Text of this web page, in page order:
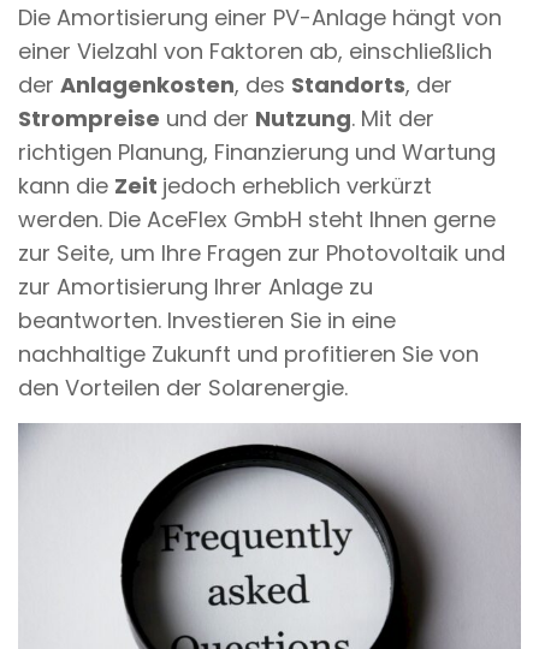
Die Amortisierung einer PV-Anlage hängt von
einer Vielzahl von Faktoren ab, einschließlich
der Anlagenkosten, des Standorts, der
Strompreise und der Nutzung. Mit der
richtigen Planung, Finanzierung und Wartung
kann die Zeit jedoch erheblich verkürzt
werden. Die AceFlex GmbH steht Ihnen gerne
zur Seite, um Ihre Fragen zur Photovoltaik und
zur Amortisierung Ihrer Anlage zu
beantworten. Investieren Sie in eine
nachhaltige Zukunft und profitieren Sie von
den Vorteilen der Solarenergie.